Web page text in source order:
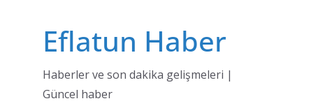
Eflatun Haber
Haberler ve son dakika gelişmeleri |
Güncel haber